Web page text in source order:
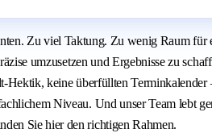
Zu viel Taktung. Zu wenig Raum für
umzusetzen und Ergebnisse zu
Hektik, keine überfüllten Terminkalender
Niveau. Und unser Team lebt
Sie hier den richtigen Rahmen.